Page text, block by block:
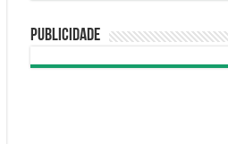
Publicidade